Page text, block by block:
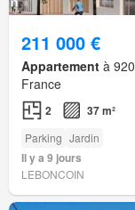
211 000 €
Appartement à
France
2 37 m²
Parking Jardin
Il y a 9 jours
LEBONCOIN